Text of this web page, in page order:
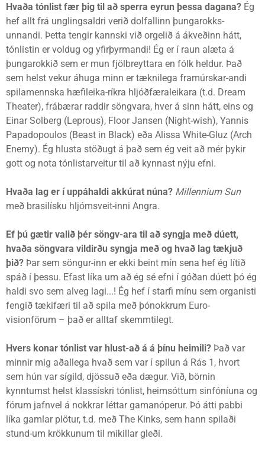
Hvaða tónlist fær þig til að sperra eyrun þessa dagana? Ég
hef allt frá unglingsaldri verið dolfallinn þungarokks-
unnandi. Þetta tengir kannski við orgelið á ákveðinn hátt,
tónlistin er voldug og yfirþyrmandi! Ég er í raun alæta á
þungarokkið sem er mun fjölbreyttara en fólk heldur. Það
sem helst vekur áhuga minn er tæknilega framúrskar-andi
spilamennska hæfileika-ríkra hljóðfæraleikara (t.d. Dream
Theater), frábærar raddir söngvara, hver á sinn hátt, eins og
Einar Solberg (Leprous), Floor Jansen (Night-wish), Yannis
Papadopoulos (Beast in Black) eða Alissa White-Gluz (Arch
Enemy). Ég hlusta stöðugt á það sem ég veit að mér þykir
gott og nota tónlistarveitur til að kynnast nýju efni.
Hvaða lag er í uppáhaldi akkúrat núna? Millennium Sun
með brasilísku hljómsveit-inni Angra.
Ef þú gætir valið þér söngv-ara til að syngja með dúett,
hvaða söngvara vildirðu syngja með og hvað lag tækjuð
þið? Þar sem söngur-inn er ekki beint mín sena hef ég lítið
spáð í þessu. Efast líka um að ég sé efni í góðan dúett þó ég
haldi svo sem alveg lagi...! Ég hef í starfi mínu sem organisti
fengið tækifæri til að spila með þónokkrum Euro-
visionförum – það er alltaf skemmtilegt.
Hvers konar tónlist var hlust-að á á þínu heimili? Það var
minnir mig aðallega hvað sem var í spilun á Rás 1, hvort
sem hún var sígild, djössuð eða dægur. Við, börnin
kynntumst helst klassískri tónlist, heimsóttum sinfóníuna og
fórum jafnvel á nokkrar léttar gamanóperur. Þó átti pabbi
líka gamlar plötur, t.d. með The Kinks, sem hann spilaði
stund-um krökkunum til mikillar gleði.